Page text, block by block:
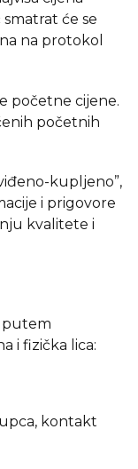
će se
na protokol
početne cijene.
početnih
kupljeno”,
i prigovore
kvalitete i
putem
i fizička lica:
kontakt